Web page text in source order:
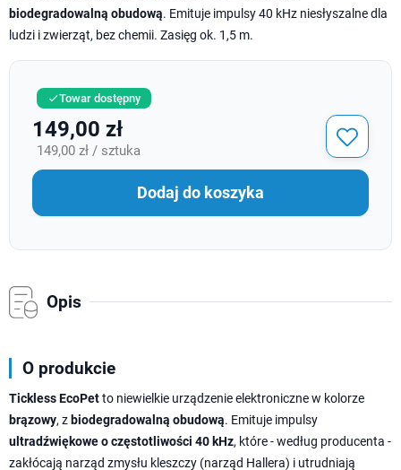
biodegradowalną obudową. Emituje impulsy 40 kHz niesłyszalne dla
ludzi i zwierząt, bez chemii. Zasięg ok. 1,5 m.
Towar dostępny
149,00 zł
149,00 zł / sztuka
Dodaj do koszyka
Opis
O produkcie
Tickless EcoPetto niewielkie urządzenie elektroniczne w kolorze
brązowy, z biodegradowalną obudową. Emituje impulsy
ultradźwiękowe o częstotliwości 40 kHz, które - według producenta -
zakłócają narząd zmysłu kleszczy (narząd Hallera) i utrudniają